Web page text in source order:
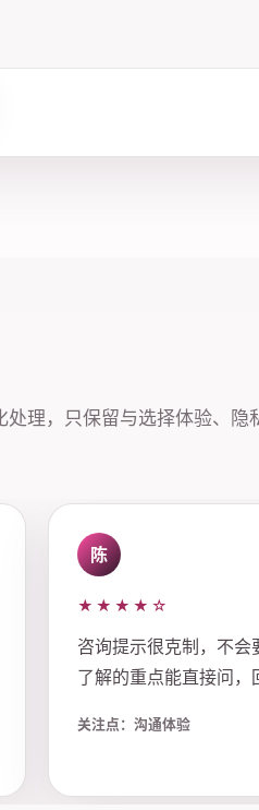
处理，只保留与选择体验、隐
陈
★★★★☆
咨询提示很克制，不
了解的重点能直接问，
关注点：沟通体验